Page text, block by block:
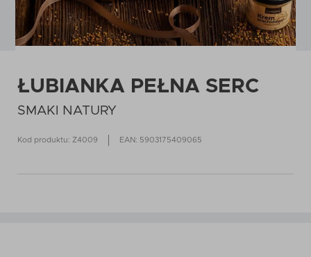
ŁUBIANKA PEŁNA SERC
SMAKI NATURY
Kod produktu: Z4009 EAN: 5903175409065